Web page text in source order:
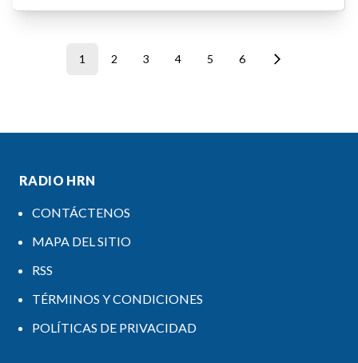
1 2 3 4 5 6
RADIO HRN
CONTÁCTENOS
MAPA DEL SITIO
RSS
TÉRMINOS Y CONDICIONES
POLÍTICAS DE PRIVACIDAD